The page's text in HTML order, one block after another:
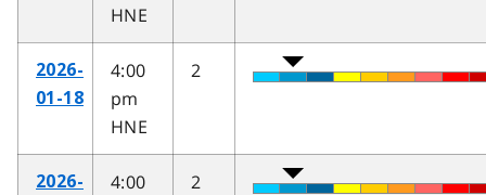
HNE
2026-
01-18
4:00
pm
HNE
2
2026-
4:00
2